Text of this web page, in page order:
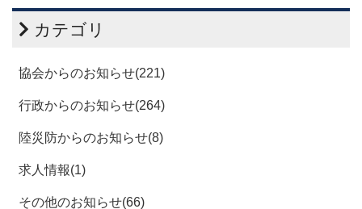
カテゴリ
協会からのお知らせ(221)
行政からのお知らせ(264)
陸災防からのお知らせ(8)
求人情報(1)
その他のお知らせ(66)